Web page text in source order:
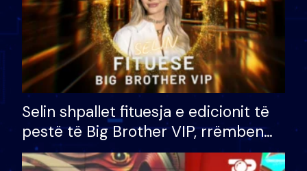
Selin shpallet fituesja e edicionit të
pestë të Big Brother VIP, rrëmben
çmimin e madh prej 100 mijë eurosh